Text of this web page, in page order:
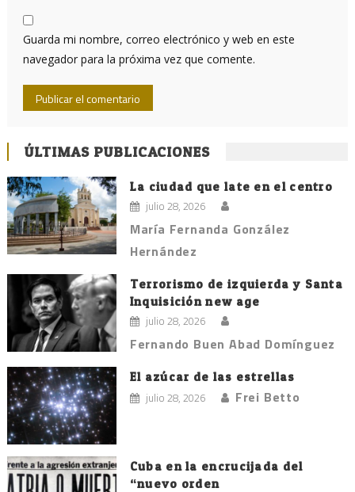
Guarda mi nombre, correo electrónico y web en este
navegador para la próxima vez que comente.
ÚLTIMAS PUBLICACIONES
La ciudad que late en el centro
julio 28, 2026
María Fernanda González
Hernández
Terrorismo de izquierda y Santa
Inquisición new age
julio 28, 2026
Fernando Buen Abad Domínguez
El azúcar de las estrellas
julio 28, 2026 Frei Betto
Cuba en la encrucijada del
“nuevo orden